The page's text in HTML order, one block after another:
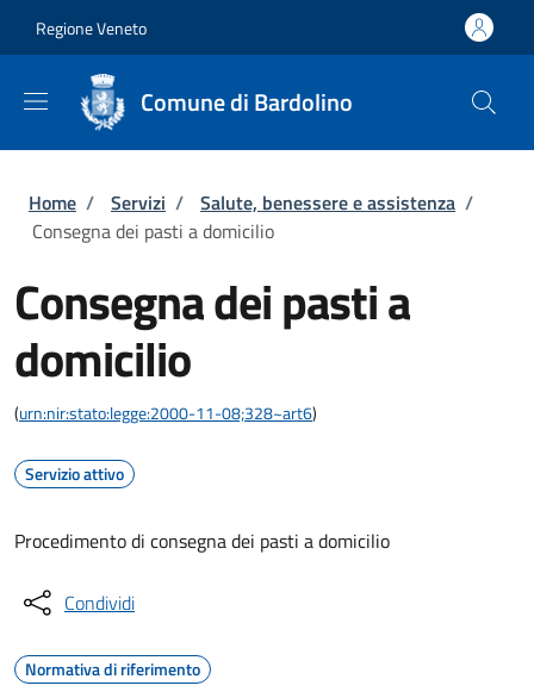
Regione Veneto
Comune di Bardolino
Briciole di pane
Home / Servizi / Salute, benessere e assistenza /
Consegna dei pasti a domicilio
Consegna dei pasti a
domicilio
(urn:nir:stato:legge:2000-11-08;328~art6)
Servizio attivo
Procedimento di consegna dei pasti a domicilio
Condividi
Normativa di riferimento